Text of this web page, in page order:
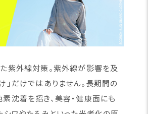
紫外線対策。紫外線が影響を及
」だけではありません。長期間の
沈着を招き、美容・健康面にも